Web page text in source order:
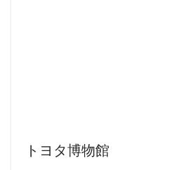
トヨタ博物館